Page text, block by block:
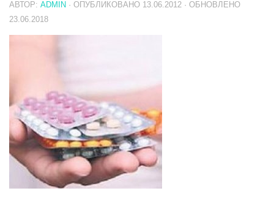
АВТОР: ADMIN · ОПУБЛИКОВАНО 13.06.2012 · ОБНОВЛЕНО
23.06.2018